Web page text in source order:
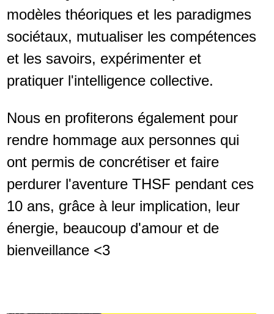
modèles théoriques et les paradigmes
sociétaux, mutualiser les compétences
et les savoirs, expérimenter et
pratiquer l'intelligence collective.
Nous en profiterons également pour
rendre hommage aux personnes qui
ont permis de concrétiser et faire
perdurer l'aventure THSF pendant ces
10 ans, grâce à leur implication, leur
énergie, beaucoup d'amour et de
bienveillance <3